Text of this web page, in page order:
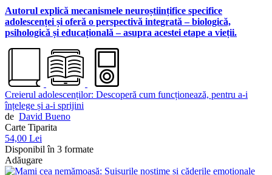
Autorul explică mecanismele neuroștiințifice specifice
adolescenței și oferă o perspectivă integrată – biologică,
psihologică și educațională – asupra acestei etape a vieții.
Creierul adolescenților: Descoperă cum funcționează, pentru a-i
înțelege și a-i sprijini
de David Bueno
Carte Tiparita
54,00 Lei
Disponibil în 3 formate
Adăugare